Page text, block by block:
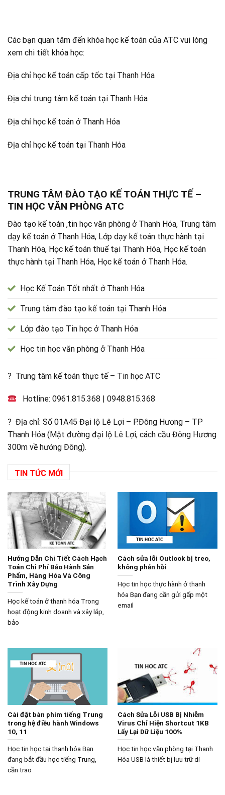
Các bạn quan tâm đến khóa học kế toán của ATC vui lòng
xem chi tiết khóa học:
Địa chỉ học kế toán cấp tốc tại Thanh Hóa
Địa chỉ trung tâm kế toán tại Thanh Hóa
Địa chỉ học kế toán ở Thanh Hóa
Địa chỉ học kế toán tại Thanh Hóa
TRUNG TÂM ĐÀO TẠO KẾ TOÁN THỰC TẾ –
TIN HỌC VĂN PHÒNG ATC
Đào tạo kế toán ,tin học văn phòng ở Thanh Hóa, Trung tâm
dạy kế toán ở Thanh Hóa, Lớp dạy kế toán thực hành tại
Thanh Hóa, Học kế toán thuế tại Thanh Hóa, Học kế toán
thực hành tại Thanh Hóa, Học kế toán ở Thanh Hóa.
Học Kế Toán Tốt nhất ở Thanh Hóa
Trung tâm đào tạo kế toán tại Thanh Hóa
Lớp đào tạo Tin học ở Thanh Hóa
Học tin học văn phòng ở Thanh Hóa
? Trung tâm kế toán thực tế – Tin học ATC
Hotline:0961.815.368 |0948.815.368
? Địa chỉ: Số 01A45 Đại lộ Lê Lợi – P.Đông Hương – TP
Thanh Hóa (Mặt đường đại lộ Lê Lợi, cách cầu Đông Hương
300m về hướng Đông).
TIN TỨC MỚI
Hướng Dẫn Chi Tiết Cách Hạch
Toán Chi Phí Bảo Hành Sản
Phẩm, Hàng Hóa Và Công
Trình Xây Dựng
Học kế toán ở thanh hóa Trong
hoạt động kinh doanh và xây lắp,
bảo
Cách sửa lỗi Outlook bị treo,
không phản hồi
Học tin học thực hành ở thanh
hóa Bạn đang cần gửi gấp một
email
Cài đặt bàn phím tiếng Trung
trong hệ điều hành Windows
10, 11
Học tin học tại thanh hóa Bạn
đang bắt đầu học tiếng Trung,
cần trao
Cách Sửa Lỗi USB Bị Nhiễm
Virus Chỉ Hiện Shortcut 1KB
Lấy Lại Dữ Liệu 100%
Học tin học văn phòng tại Thanh
Hóa USB là thiết bị lưu trữ di